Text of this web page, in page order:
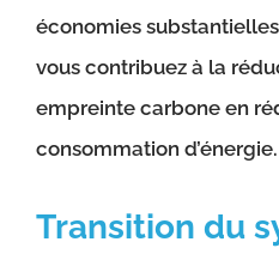
économies
vous contribuez à la
empreinte carbone en
consommation d’énergie.
Transition du